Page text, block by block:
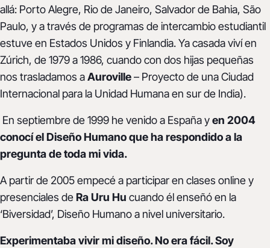
allá: Porto Alegre, Rio de Janeiro, Salvador de Bahia, São
Paulo, y a través de programas de intercambio estudiantil
estuve en Estados Unidos y Finlandia. Ya casada viví en
Zúrich, de 1979 a 1986, cuando con dos hijas pequeñas
nos trasladamos aAuroville– Proyecto de una Ciudad
Internacional para la Unidad Humana en sur de India).
En septiembre de 1999 he venido a España yen 2004
conocí el Diseño Humano que ha respondido a la
pregunta de toda mi vida.
A partir de 2005 empecé a participar en clases online y
presenciales de Ra Uru Hu cuando él enseñó en la
‘Biversidad’, Diseño Humano a nivel universitario.
Experimentaba vivir mi diseño. No era fácil. Soy